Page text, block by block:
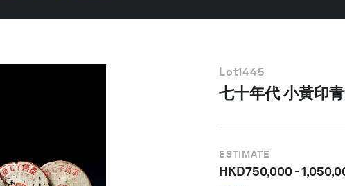
Lot1445
七十年代 小黃印
ESTIMATE
HKD750,000-